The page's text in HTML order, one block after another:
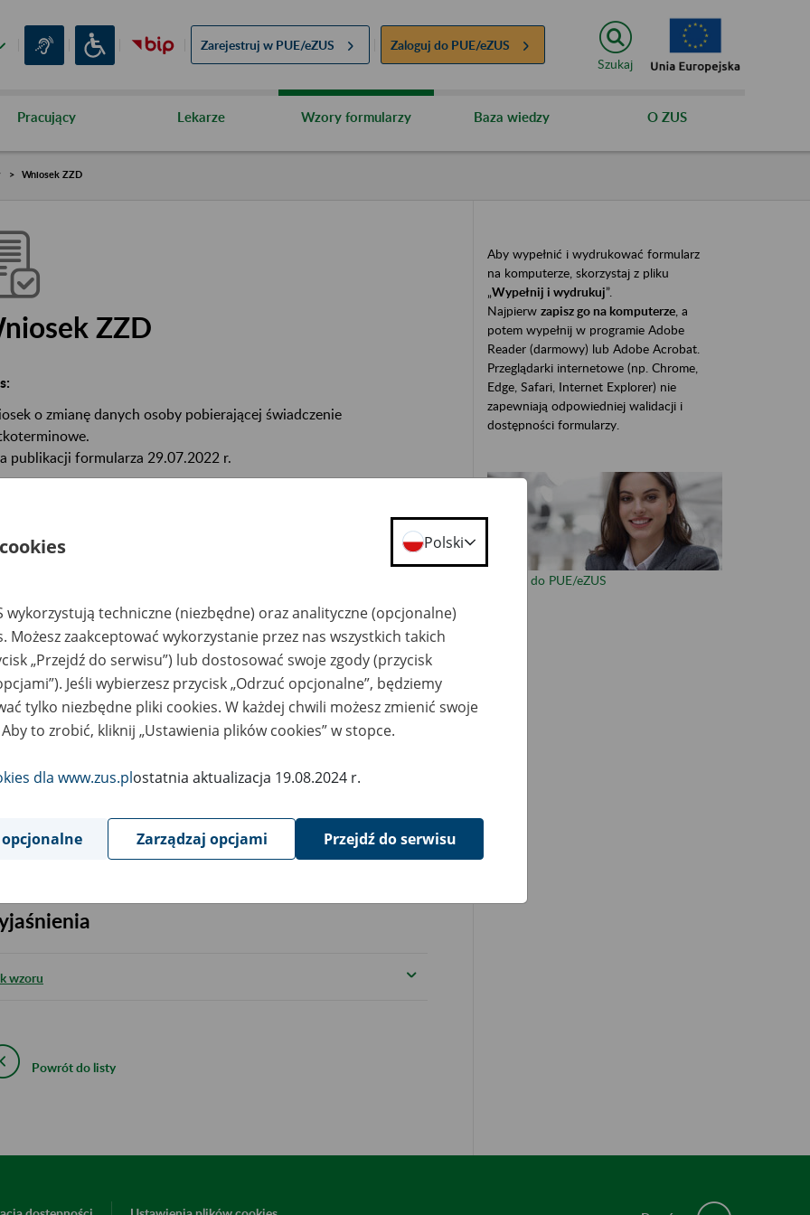
Zarejestruj w PUE/eZUS Zaloguj do PUE/eZUS
Szukaj
Pracujący Lekarze Wzory formularzy Baza wiedzy O ZUS
Wniosek ZZD
ZZD
o zmianę danych osoby pobierającej świadczenie
publikacji formularza 29.07.2022 r.
, a potem
w programie Adobe Reader (darmowy) lub Adobe Acrobat.
internetowe (np. Chrome, Edge, Safari, Internet Explorer)
jest też dostępny na eZUS.
Pobierz plik191 kB
wzoru:
wzoru
Powrót do listy
Aby wypełnić i wydrukować formularz
na komputerze, skorzystaj z pliku
„Wypełnij i wydrukuj”.
Najpierw zapisz go na komputerze , a
potem wypełnij w programie Adobe
Reader (darmowy) lub Adobe Acrobat.
Przeglądarki internetowe (np. Chrome,
Edge, Safari, Internet Explorer) nie
zapewniają odpowiedniej walidacji i
dostępności formularzy.
Zaloguj do PUE/eZUS
Polski
wykorzystują techniczne (niezbędne) oraz analityczne (opcjonalne)
Możesz zaakceptować wykorzystanie przez nas wszystkich takich
„Przejdź do serwisu”) lub dostosować swoje zgody (przycisk
Jeśli wybierzesz przycisk „Odrzuć opcjonalne”, będziemy
tylko niezbędne pliki cookies. W każdej chwili możesz zmienić swoje
to zrobić, kliknij „Ustawienia plików cookies” w stopce.
dla www.zus.plostatnia aktualizacja 19.08.2024 r.
Zarządzaj opcjami Przejdź do serwisu